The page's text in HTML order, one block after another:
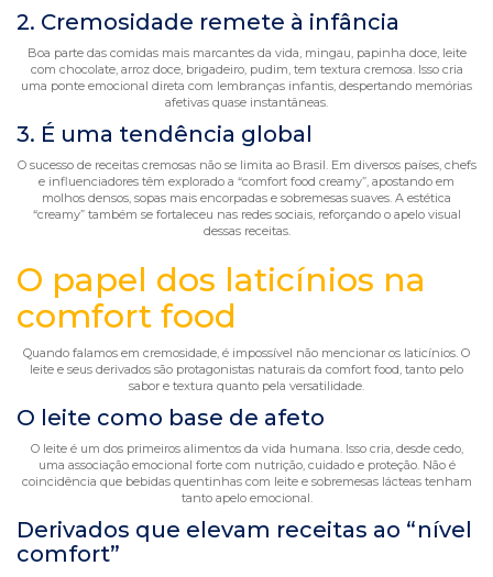
2. Cremosidade remete à infância
Boa parte das comidas mais marcantes da vida, mingau, papinha doce, leite
com chocolate, arroz doce, brigadeiro, pudim, tem textura cremosa. Isso cria
uma ponte emocional direta com lembranças infantis, despertando memórias
afetivas quase instantâneas.
3. É uma tendência global
O sucesso de receitas cremosas não se limita ao Brasil. Em diversos países, chefs
e influenciadores têm explorado a “comfort food creamy”, apostando em
molhos densos, sopas mais encorpadas e sobremesas suaves. A estética
“creamy” também se fortaleceu nas redes sociais, reforçando o apelo visual
dessas receitas.
O papel dos laticínios na
comfort food
Quando falamos em cremosidade, é impossível não mencionar os laticínios. O
leite e seus derivados são protagonistas naturais da comfort food, tanto pelo
sabor e textura quanto pela versatilidade.
O leite como base de afeto
O leite é um dos primeiros alimentos da vida humana. Isso cria, desde cedo,
uma associação emocional forte com nutrição, cuidado e proteção. Não é
coincidência que bebidas quentinhas com leite e sobremesas lácteas tenham
tanto apelo emocional.
Derivados que elevam receitas ao “nível
comfort”